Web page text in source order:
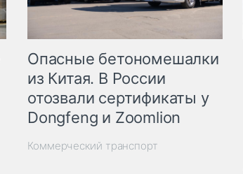
Опасные бетономешалки
из Китая. В России
отозвали сертификаты у
Dongfeng и Zoomlion
Коммерческий транспорт